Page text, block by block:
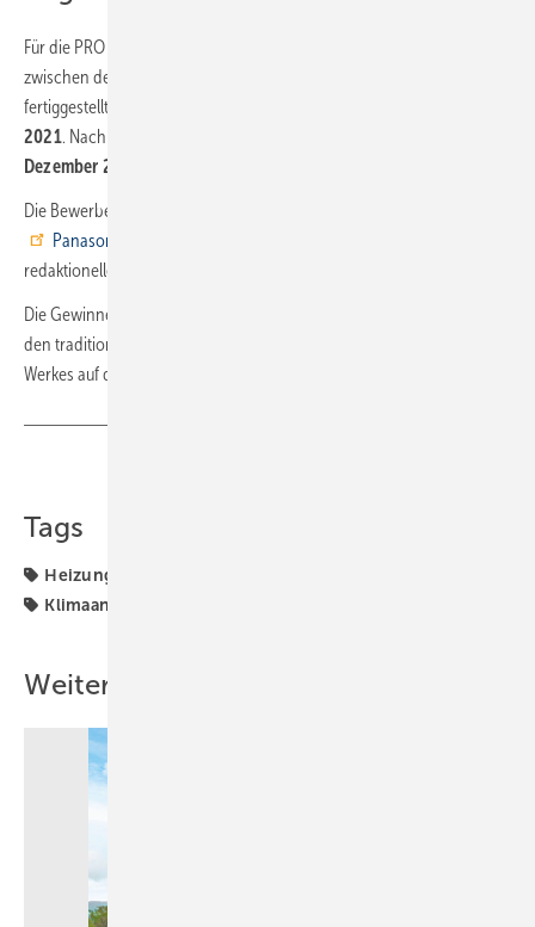
Für die PRO Awards 2021 können Projekte eingereicht werden, die
zwischen dem
fertiggestellt wurden. Der Einsendeschluss ist der
2021. Nach Prüfung durch die Jury werden die Gewinner im
Dezember 2021
Die Bewerber können die Projektdaten ganz einfach über die
Panasonic Webseite
redaktionellen Beiträgen in ganz Europa vorgestellt.
Die Gewinner dürfen zudem wieder
den traditionellen Sehenswürdigkeiten der Besuch eines Panasonic-
Werkes auf dem Programm steht.
Tags
Heizung
Klimaanlage
Weitere Inhalte